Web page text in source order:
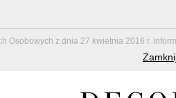
Osobowych z dnia 27 kwietnia 2016 r.